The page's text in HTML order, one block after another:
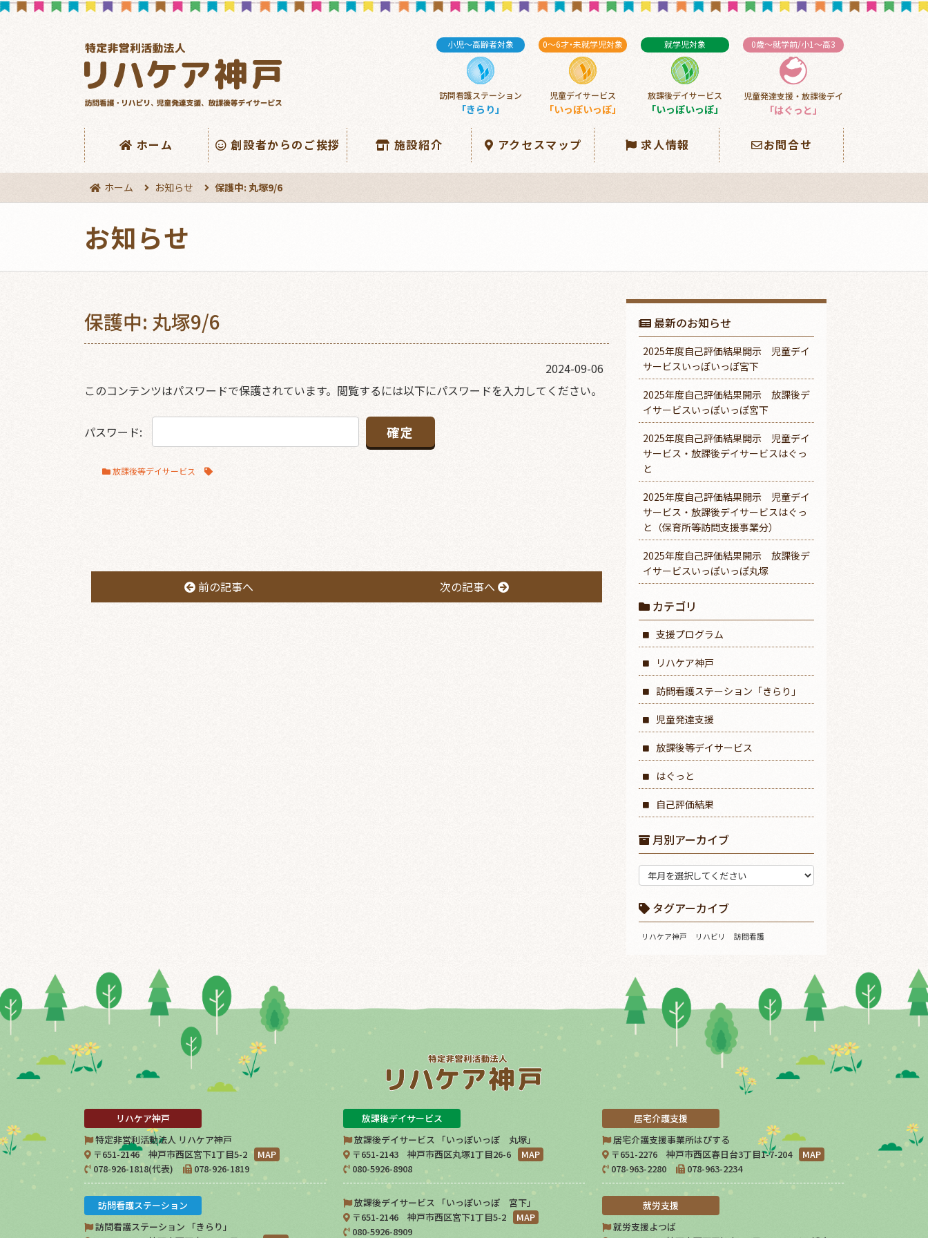
小児～高齢者対象
訪問看護ステーション
「きらり」
0～6才・未就学児対象
児童デイサービス
「いっぽいっぽ」
就学児対象
放課後デイサービス
「いっぽいっぽ」
0歳～就学前/小1～高3
児童発達支援・放課後デイ
「はぐっと」
ホーム 創設者からのご挨拶 施設紹介 アクセスマップ 求人情報 お問合せ
ホーム お知らせ 保護中: 丸塚9/6
お知らせ
保護中: 丸塚9/6
2024-09-06
このコンテンツはパスワードで保護されています。閲覧するには以下にパスワードを入力してください。
パスワード:
放課後等デイサービス
前の記事へ 次の記事へ
最新のお知らせ
2025年度自己評価結果開示 児童デイ
サービスいっぽいっぽ宮下
2025年度自己評価結果開示 放課後デ
イサービスいっぽいっぽ宮下
2025年度自己評価結果開示 児童デイ
サービス・放課後デイサービスはぐっ
と
2025年度自己評価結果開示 児童デイ
サービス・放課後デイサービスはぐっ
と（保育所等訪問支援事業分）
2025年度自己評価結果開示 放課後デ
イサービスいっぽいっぽ丸塚
カテゴリ
支援プログラム
リハケア神戸
訪問看護ステーション「きらり」
児童発達支援
放課後等デイサービス
はぐっと
自己評価結果
月別アーカイブ
タグアーカイブ
リハケア神戸 リハビリ 訪問看護
リハケア神戸
特定非営利活動法人 リハケア神戸
〒651-2146 神戸市西区宮下1丁目5-2
MAP
078-926-1818(代表)
078-926-1819
訪問看護ステーション
訪問看護ステーション 「きらり」
放課後デイサービス
放課後デイサービス 「いっぽいっぽ 丸塚」
〒651-2143 神戸市西区丸塚1丁目26-6
MAP
080-5926-8908
放課後デイサービス 「いっぽいっぽ 宮下」
〒651-2146 神戸市西区宮下1丁目5-2
MAP
080-5926-8909
居宅介護支援
居宅介護支援事業所はぴする
〒651-2276 神戸市西区春日台3丁目1-7-204
MAP
078-963-2280
078-963-2234
就労支援
就労支援よつば